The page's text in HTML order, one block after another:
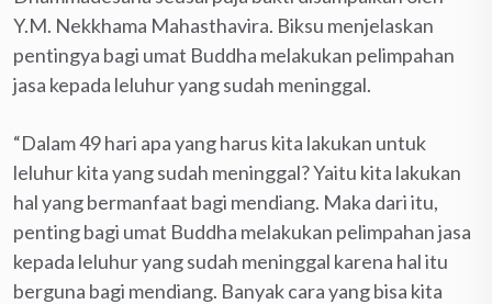
Y.M. Nekkhama Mahasthavira. Biksu menjelaskan
pentingya bagi umat Buddha melakukan pelimpahan
jasa kepada leluhur yang sudah meninggal.
“Dalam 49 hari apa yang harus kita lakukan untuk
leluhur kita yang sudah meninggal? Yaitu kita lakukan
hal yang bermanfaat bagi mendiang. Maka dari itu,
penting bagi umat Buddha melakukan pelimpahan jasa
kepada leluhur yang sudah meninggal karena hal itu
berguna bagi mendiang. Banyak cara yang bisa kita